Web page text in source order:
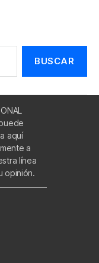
aquí
a
línea
opinión.